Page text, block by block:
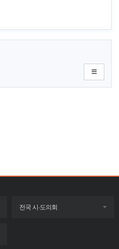
전국 시·도의회